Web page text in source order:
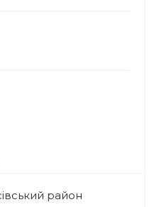
район